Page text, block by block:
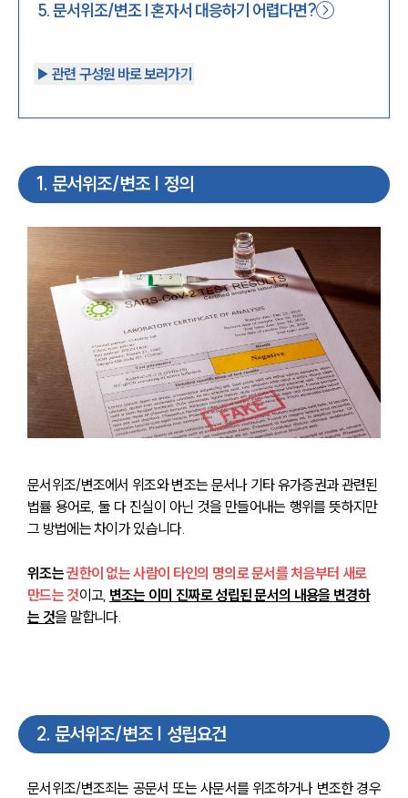
5.문서위조/변조 | 혼자서 대응하기 어렵다면?
▶︎ 관련 구성원 바로 보러가기
1 . 문서위조/변조 | 정의
문서위조/변조에서 위조와 변조는 문서나 기타 유가증권과 관련된
법률 용어로, 둘 다 진실이 아닌 것을 만들어내는 행위를 뜻하지만
그 방법에는 차이가 있습니다.
위조는 권한이 없는 사람이 타인의 명의로 문서를 처음부터 새로
만드는 것이고, 변조는 이미 진짜로 성립된 문서의 내용을 변경하
는 것을 말합니다.
2. 문서위조/변조 | 성립요건
문서위조/변조죄는 공문서 또는 사문서를 위조하거나 변조한 경우